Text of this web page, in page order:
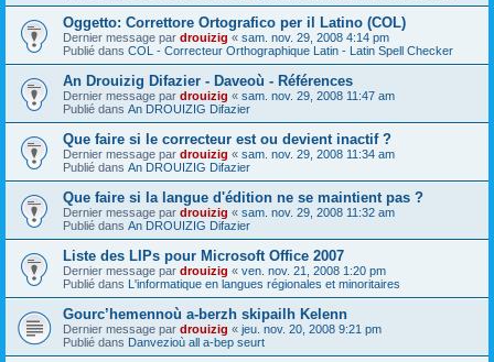
Oggetto: Correttore Ortografico per il Latino (COL)
Dernier message par drouizig « sam. nov. 29, 2008 4:14 pm
Publié dans COL - Correcteur Orthographique Latin - Latin Spell Checker
An Drouizig Difazier - Daveoù - Références
Dernier message par drouizig « sam. nov. 29, 2008 11:47 am
Publié dans An DROUIZIG Difazier
Que faire si le correcteur est ou devient inactif ?
Dernier message par drouizig « sam. nov. 29, 2008 11:34 am
Publié dans An DROUIZIG Difazier
Que faire si la langue d'édition ne se maintient pas ?
Dernier message par drouizig « sam. nov. 29, 2008 11:32 am
Publié dans An DROUIZIG Difazier
Liste des LIPs pour Microsoft Office 2007
Dernier message par drouizig « ven. nov. 21, 2008 1:20 pm
Publié dans L'informatique en langues régionales et minoritaires
Gourc’hemennoù a-berzh skipailh Kelenn
Dernier message par drouizig « jeu. nov. 20, 2008 9:21 pm
Publié dans Danvezioù all a-bep seurt